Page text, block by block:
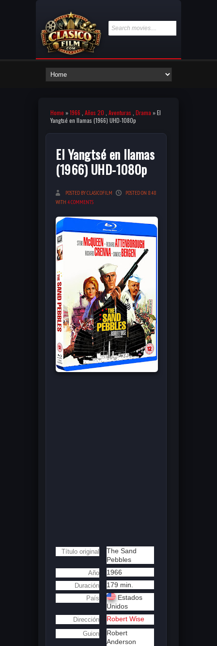
Home »1966 Años 20 Aventuras Drama » El
Yangtsé en llamas (1966) UHD-1080p
El Yangtsé en llamas
(1966) UHD-1080p
POSTED BY CLASICOFILM
POSTED ON 8:48
WITH 4 COMMENTS
Título original
The Sand
Pebbles
Año 1966
Duración 179 min.
País
Estados
Unidos
Dirección Robert Wise
Guion
Robert
Anderson